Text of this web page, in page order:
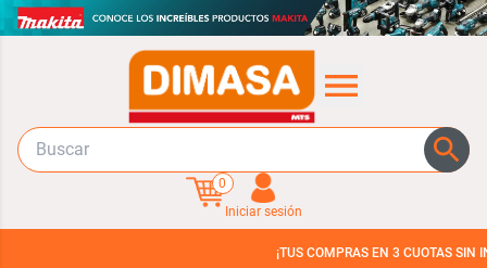
0
Iniciar sesión
¡TUS COMPRAS EN 3 CUOTAS SIN INTERES!